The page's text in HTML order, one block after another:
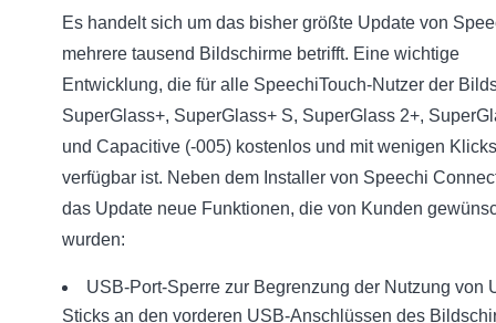
Es handelt sich um das bisher größte Update von
mehrere tausend Bildschirme betrifft. Eine wichtige
Entwicklung, die für alle SpeechiTouch-Nutzer der
SuperGlass+, SuperGlass+ S, SuperGlass 2+,
und Capacitive (-005) kostenlos und mit wenigen Klicks
verfügbar ist. Neben dem Installer von Speechi
das Update neue Funktionen, die von Kunden
wurden:
USB-Port-Sperre zur Begrenzung der Nutzung von
Sticks an den vorderen USB-Anschlüssen des